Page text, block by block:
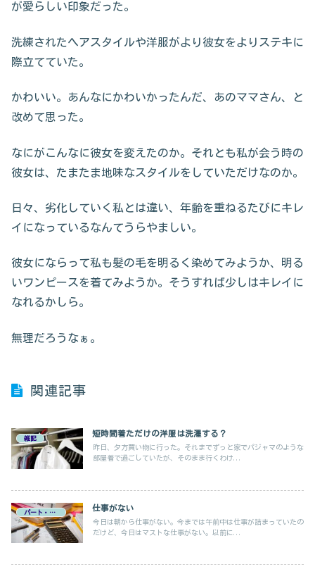
が愛らしい印象だった。
洗練されたヘアスタイルや洋服がより彼女をよりステキに
際立てていた。
かわいい。あんなにかわいかったんだ、あのママさん、と
改めて思った。
なにがこんなに彼女を変えたのか。それとも私が会う時の
彼女は、たまたま地味なスタイルをしていただけなのか。
日々、劣化していく私とは違い、年齢を重ねるたびにキレ
イになっているなんてうらやましい。
彼女にならって私も髪の毛を明るく染めてみようか、明る
いワンピースを着てみようか。そうすれば少しはキレイに
なれるかしら。
無理だろうなぁ。
関連記事
雑記
短時間着ただけの洋服は洗濯する？
昨日、夕方買い物に行った。それまでずっと家でパジャマのような
部屋着で過ごしていたが、そのまま行くわけ...
パート・在宅ワーク
仕事がない
今日は朝から仕事がない。今までは午前中は仕事が詰まっていたの
だけど、今日はマストな仕事がない。以前に...